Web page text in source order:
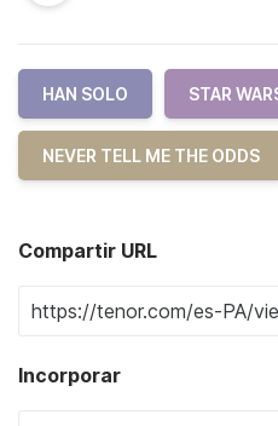
HAN SOLO STAR
NEVER TELL ME THE ODDS
Compartir URL
Incorporar